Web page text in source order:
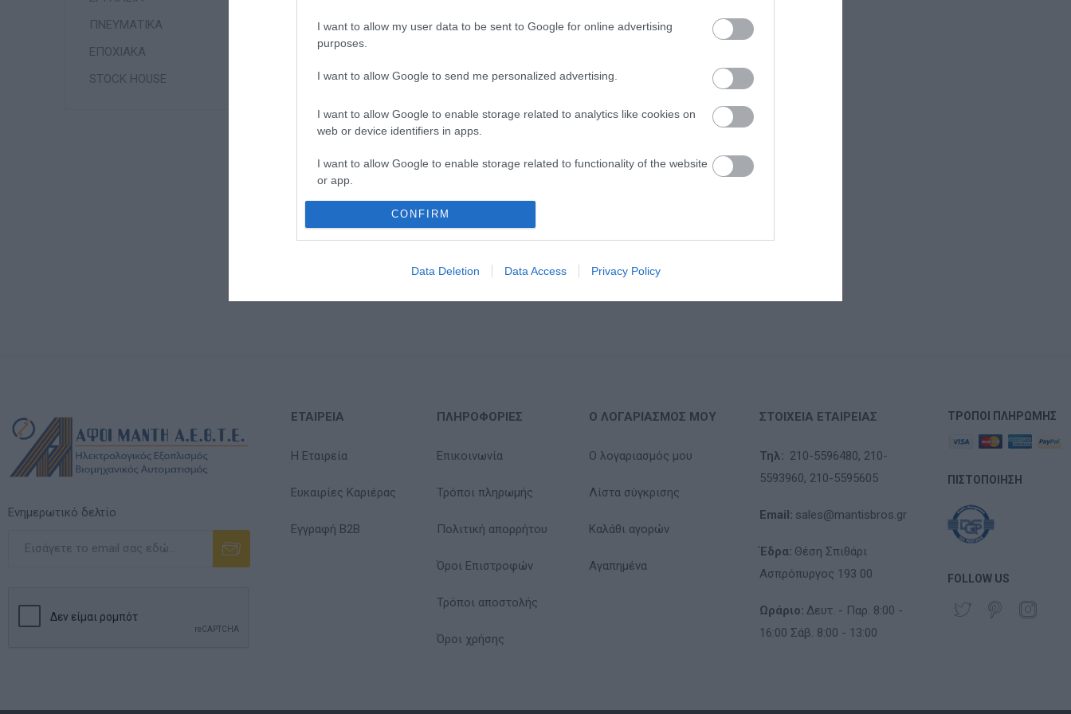
I want to allow my user data to be sent to Google for online advertising
purposes.
I want to allow Google to send me personalized advertising.
I want to allow Google to enable storage related to analytics like cookies on
web or device identifiers in apps.
I want to allow Google to enable storage related to functionality of the website
or app.
I want to allow Google to enable storage related to personalization.
authentication functionality and fraud prevention, and other user protection.
CONFIRM
Data Deletion Data Access Privacy Policy
ΠΝΕΥΜΑΤΙΚΑ
ΕΠΟΧΙΑΚΑ
STOCK HOUSE
Θερμοστάτης Χώρου
Μπαταρία
Διαθέσιμο Κατόπιν
Παραγγελίας
Ενημερωτικό δελτίο
ΕΤΑΙΡΕΊΑ
Η Εταιρεία
Ευκαιρίες Καριέρας
Εγγραφή B2B
ΠΛΗΡΟΦΟΡΊΕΣ
Επικοινωνία
Τρόποι πληρωμής
Πολιτική απορρήτου
Όροι Επιστροφών
Τρόποι αποστολής
Όροι χρήσης
Ο ΛΟΓΑΡΙΑΣΜΌΣ ΜΟΥ
Ο λογαριασμός μου
Λίστα σύγκρισης
Καλάθι αγορών
Αγαπημένα
ΣΤΟΙΧΕΊΑ ΕΤΑΙΡΕΊΑΣ
Τηλ: 210-5596480, 210-
5593960, 210-5595605
Email: sales@mantisbros.gr
Έδρα: Θέση Σπιθάρι
Ασπρόπυργος 193 00
Ωράριο: Δευτ. - Παρ. 8:00 -
16:00 Σάβ. 8:00 - 13:00
ΤΡΌΠΟΙ ΠΛΗΡΩΜΉΣ
ΠΙΣΤΟΠΟΊΗΣΗ
FOLLOW US